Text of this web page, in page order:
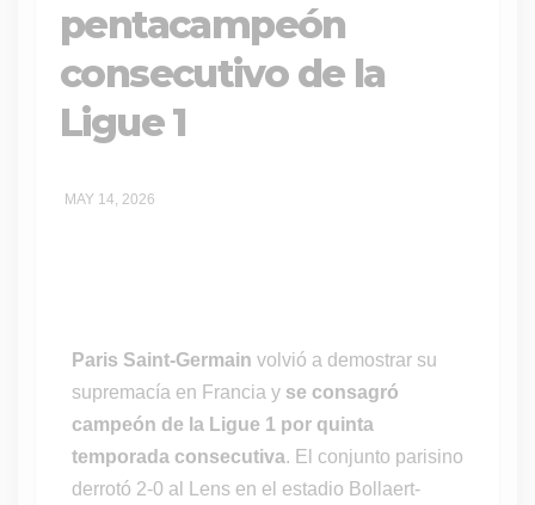
pentacampeón
consecutivo de la
Ligue 1
MAY 14, 2026
Paris Saint-Germain volvió a demostrar su
supremacía en Francia y se consagró
campeón de la Ligue 1 por quinta
temporada consecutiva. El conjunto parisino
derrotó 2-0 al Lens en el estadio Bollaert-